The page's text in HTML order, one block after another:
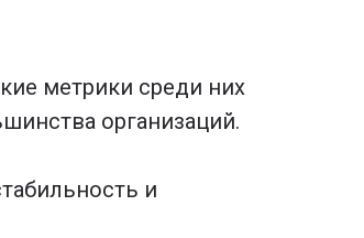
метрики среди них
организаций.
и